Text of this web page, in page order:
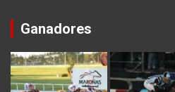
Ganadores